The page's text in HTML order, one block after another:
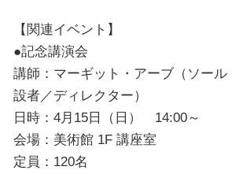
【関連イベント】
●記念講演会
講師：マーギット・アーブ（ソール
設者／ディレクター）
日時：4月15日（日） 14:00～
会場：美術館 1F 講座室
定員：120名